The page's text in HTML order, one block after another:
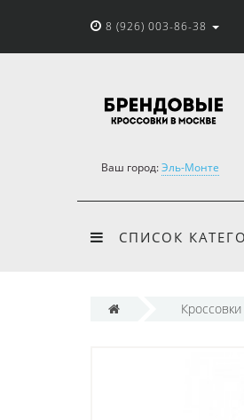
8 (926) 003-86-38
Ваш город:Эль-Монте
СПИСОК